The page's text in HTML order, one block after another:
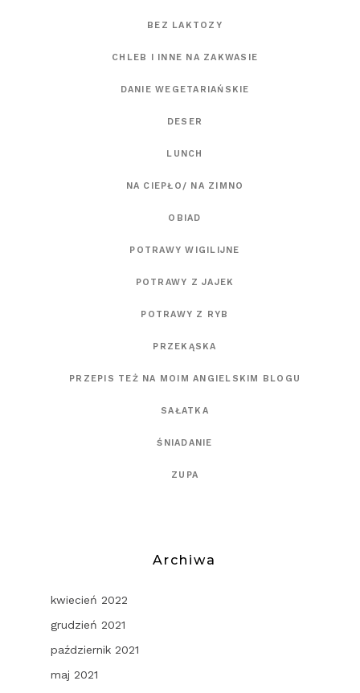
BEZ LAKTOZY
CHLEB I INNE NA ZAKWASIE
DANIE WEGETARIAŃSKIE
DESER
LUNCH
NA CIEPŁO/ NA ZIMNO
OBIAD
POTRAWY WIGILIJNE
POTRAWY Z JAJEK
POTRAWY Z RYB
PRZEKĄSKA
PRZEPIS TEŻ NA MOIM ANGIELSKIM BLOGU
SAŁATKA
ŚNIADANIE
ZUPA
Archiwa
kwiecień 2022
grudzień 2021
październik 2021
maj 2021